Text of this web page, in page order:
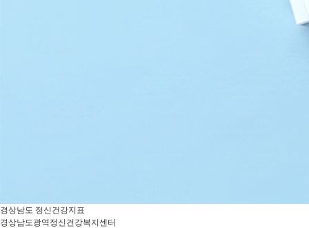
경상남도 정신건강지표
경상남도광역정신건강복지센터